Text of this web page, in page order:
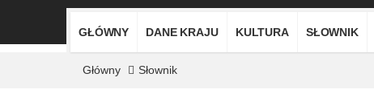
GŁÓWNY DANE KRAJU KULTURA SŁOWNIK
Główny Słownik